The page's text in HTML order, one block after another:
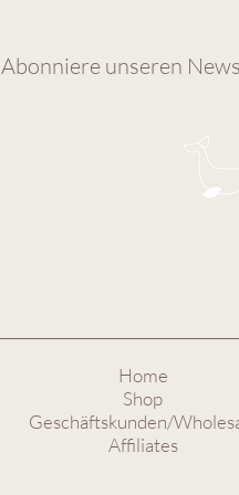
Abonniere unseren
Home
Shop
Geschäftskunden/
Affiliates